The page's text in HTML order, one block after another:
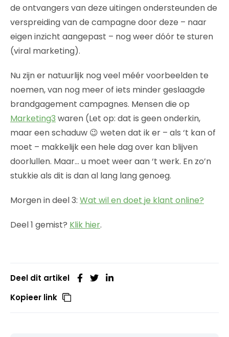
de ontvangers van deze uitingen ondersteunden de
verspreiding van de campagne door deze – naar
eigen inzicht aangepast – nog weer dóór te sturen
(viral marketing).
Nu zijn er natuurlijk nog veel méér voorbeelden te
noemen, van nog meer of iets minder geslaagde
brandgagement campagnes. Mensen die op
Marketing3 waren (Let op: dat is geen onderkin,
maar een schaduw 😉 weten dat ik er – als ‘t kan of
moet – makkelijk een hele dag over kan blijven
doorlullen. Maar… u moet weer aan ‘t werk. En zo’n
stukkie als dit is dan al lang lang genoeg.
Morgen in deel 3: Wat wil en doet je klant online?
Deel 1 gemist? Klik hier.
Deel dit artikel
Kopieer link